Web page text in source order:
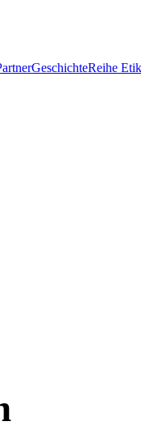
GeschichteReihe